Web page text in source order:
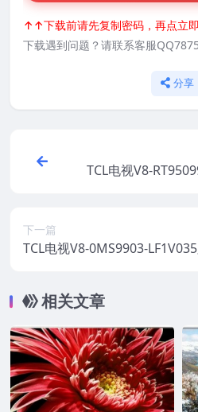
↑↑下载前请先复制密码，再点立
下载遇到问题？请联系客服
分享
TCL电视V8-
下一篇
TCL电视V8-0MS9903-
相关文章